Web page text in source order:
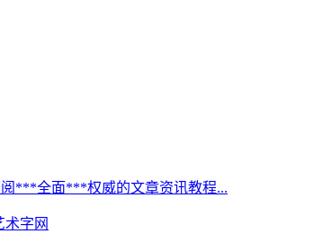
***全面***权威的文章资讯教程...